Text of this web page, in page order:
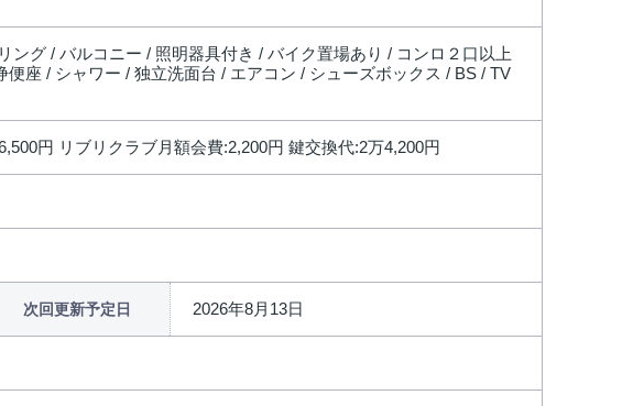
グ / バルコニー / 照明器具付き / バイク置場あり / コンロ２口以上
座 / シャワー / 独立洗面台 / エアコン / シューズボックス / BS / TV
円 リブリクラブ月額会費:2,200円 鍵交換代:2万4,200円
次回更新予定日 2026年8月13日